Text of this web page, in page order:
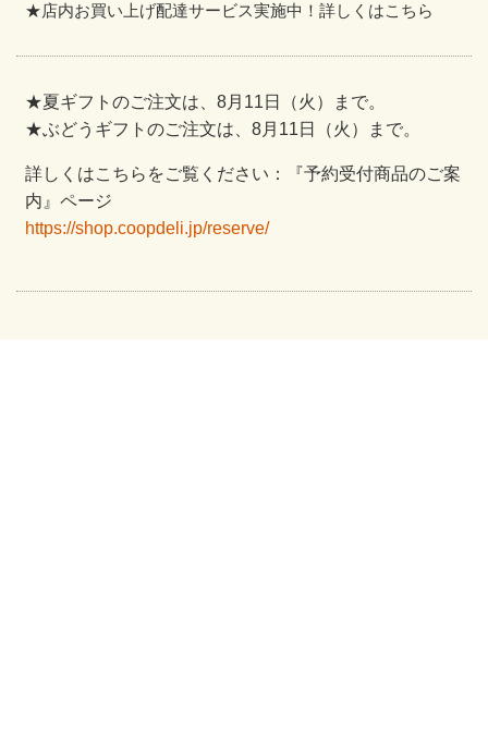
★店内お買い上げ配達サービス実施中！詳しくはこちら
★夏ギフトのご注文は、8月11日（火）まで。
★ぶどうギフトのご注文は、8月11日（火）まで。
詳しくはこちらをご覧ください：『予約受付商品のご案
内』ページ
https://shop.coopdeli.jp/reserve/